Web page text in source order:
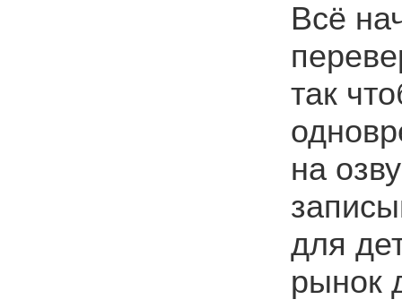
Всё
так
на
для
рынок